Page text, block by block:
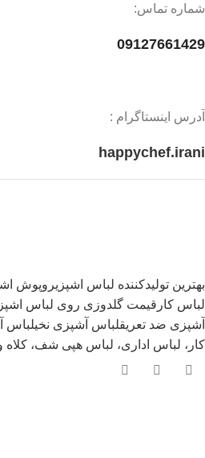
شماره تماس:
09127661429
آدرس اینستاگرام :
happychef.irani
بهترین تولیدکننده لباس اشپزیروپوش
لباس کار قیمت گلدوزی روی لباس
آشپزی ضد تعریقلباس آشپزی نخیلباس
کار، لباس اداری، لباس هپی شف، کلاه